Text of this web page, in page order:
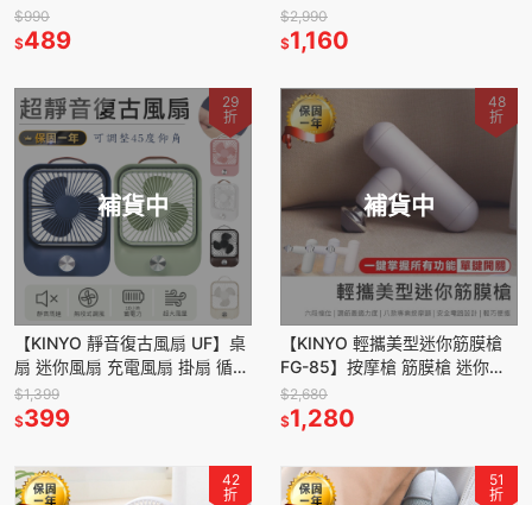
蚊燈 電蚊拍 充電電蚊拍 伸縮電
蚊拍 捕蚊拍
$990
$489
循環扇 立扇 擺頭風扇 遙控風扇
循環立扇
$2,990
$1,160
補貨中
29
折
【KINYO 靜音復古風扇 UF】桌
扇 迷你風扇 充電風扇 掛扇 循環
扇 電風扇 無線風扇 靜音風扇
$1,399
$399
補貨中
48
折
【KINYO 輕攜美型迷你筋膜槍
FG-85】按摩槍 筋膜槍 迷你按
摩槍 送8種按摩頭 6段檔位 筋膜
放鬆槍 按摩儀
$2,680
$1,280
42
折
51
折